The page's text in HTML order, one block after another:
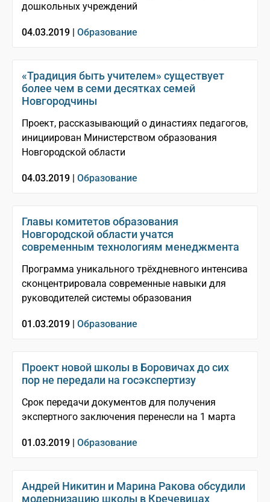
дошкольных учреждений
04.03.2019 | Образование
«Традиция быть учителем» существует
более чем в семи десятках семей
Новгородчины
Проект, рассказывающий о династиях педагогов,
инициирован Министерством образования
Новгородской области
04.03.2019 | Образование
Главы комитетов образования
Новгородской области учатся
современным технологиям менеджмента
Программа уникального трёхдневного интенсива
сконцентрировала современные навыки для
руководителей системы образования
01.03.2019 | Образование
Проект новой школы в Боровичах до сих
пор не передали на госэкспертизу
Срок передачи документов для получения
экспертного заключения перенесли на 1 марта
01.03.2019 | Образование
Андрей Никитин и Марина Ракова обсудили
модернизацию школы в Кречевицах